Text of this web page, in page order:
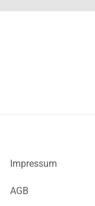
Impressum
AGB